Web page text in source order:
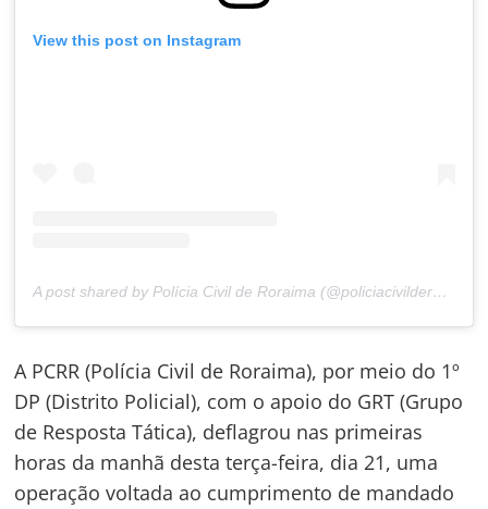
View this post on Instagram
A post shared by Polícia Civil de Roraima (@policiacivilderoraima)
A PCRR (Polícia Civil de Roraima), por meio do 1º
DP (Distrito Policial), com o apoio do GRT (Grupo
de Resposta Tática), deflagrou nas primeiras
horas da manhã desta terça-feira, dia 21, uma
operação voltada ao cumprimento de mandado